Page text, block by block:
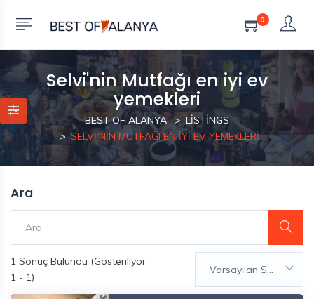
0
Selvi'nin Mutfağı en iyi ev
yemekleri
BEST OF ALANYA
LISTINGS
SELVI'NIN MUTFAĞI EN IYI EV YEMEKLERI
Ara
1 Sonuç Bulundu (Gösteriliyor
1 - 1)
Varsayılan Sıralama